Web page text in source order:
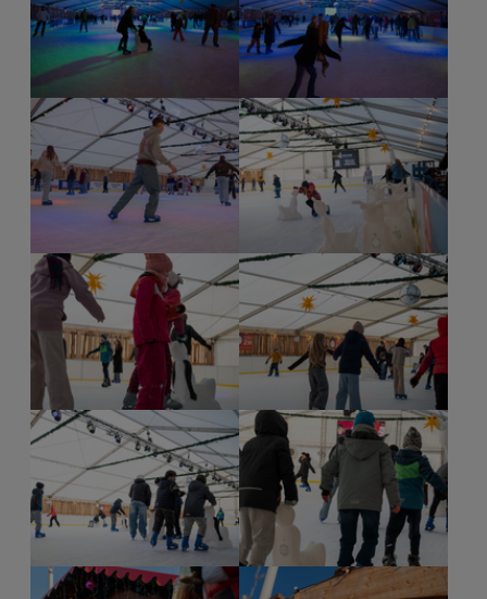
Show larger version for:Show larger version for:
Show larger version for:Show larger version for:
Show larger version for:Show larger version for:
Show larger version for: Show larger version for: